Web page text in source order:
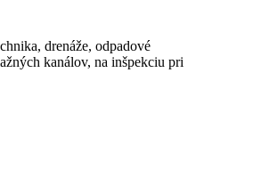
drenáže, odpadové
kanálov, na inšpekciu pri